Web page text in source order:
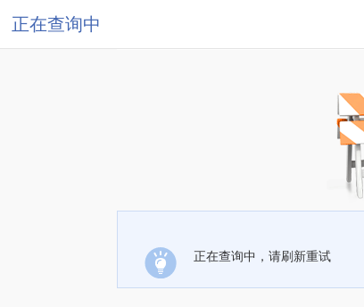
正在查询中
正在查询中，请刷新重试